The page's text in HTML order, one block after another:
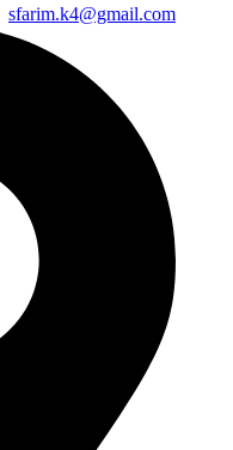
sfarim.k4@gmail.com